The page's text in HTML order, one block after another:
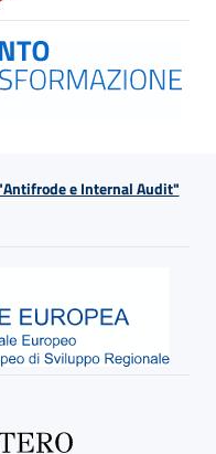
e Internal Audit"